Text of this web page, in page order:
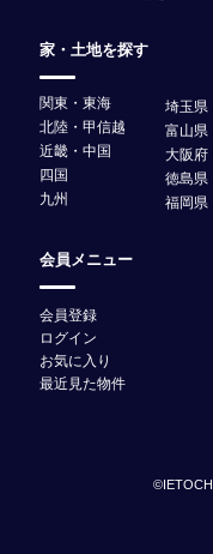
家・土地を探す
関東・東海 埼玉県
北陸・甲信越
富山県
近畿・中国
大阪府
四国
徳島県
九州
福岡県
会員メニュー
会員登録
ログイン
お気に入り
最近見た物件